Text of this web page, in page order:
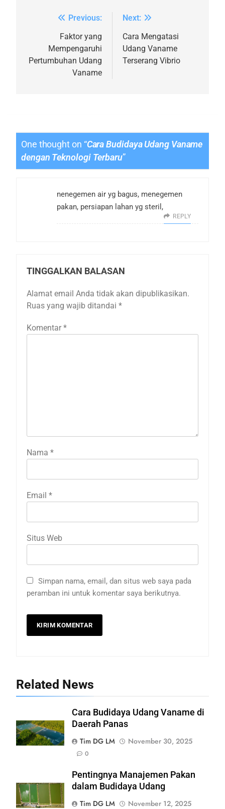
Previous:
Faktor yang
Mempengaruhi
Pertumbuhan Udang
Vaname
Next:
Cara Mengatasi
Udang Vaname
Terserang Vibrio
One thought on “Cara Budidaya Udang Vaname
dengan Teknologi Terbaru”
nenegemen air yg bagus, menegemen
pakan, persiapan lahan yg steril,
REPLY
TINGGALKAN BALASAN
Alamat email Anda tidak akan dipublikasikan.
Ruas yang wajib ditandai *
Komentar *
Nama *
Email *
Situs Web
Simpan nama, email, dan situs web saya pada
peramban ini untuk komentar saya berikutnya.
Related News
Cara Budidaya Udang Vaname di
Daerah Panas
Tim DG LM
November 30, 2025
0
Pentingnya Manajemen Pakan
dalam Budidaya Udang
Tim DG LM
November 12, 2025